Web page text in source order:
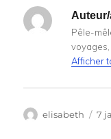
Pêle-
voyages,
Afficher
Auteur
elisabeth 7